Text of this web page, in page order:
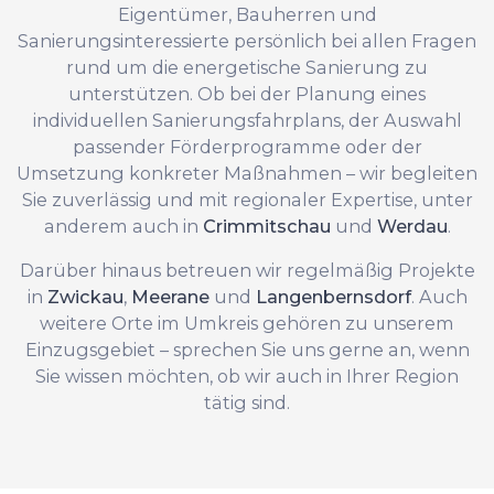
Eigentümer, Bauherren und
Sanierungsinteressierte persönlich bei allen Fragen
rund um die energetische Sanierung zu
unterstützen. Ob bei der Planung eines
individuellen Sanierungsfahrplans, der Auswahl
passender Förderprogramme oder der
Umsetzung konkreter Maßnahmen – wir begleiten
Sie zuverlässig und mit regionaler Expertise, unter
anderem auch in Crimmitschau und Werdau.
Darüber hinaus betreuen wir regelmäßig Projekte
in Zwickau, Meeraneund Langenbernsdorf. Auch
weitere Orte im Umkreis gehören zu unserem
Einzugsgebiet – sprechen Sie uns gerne an, wenn
Sie wissen möchten, ob wir auch in Ihrer Region
tätig sind.